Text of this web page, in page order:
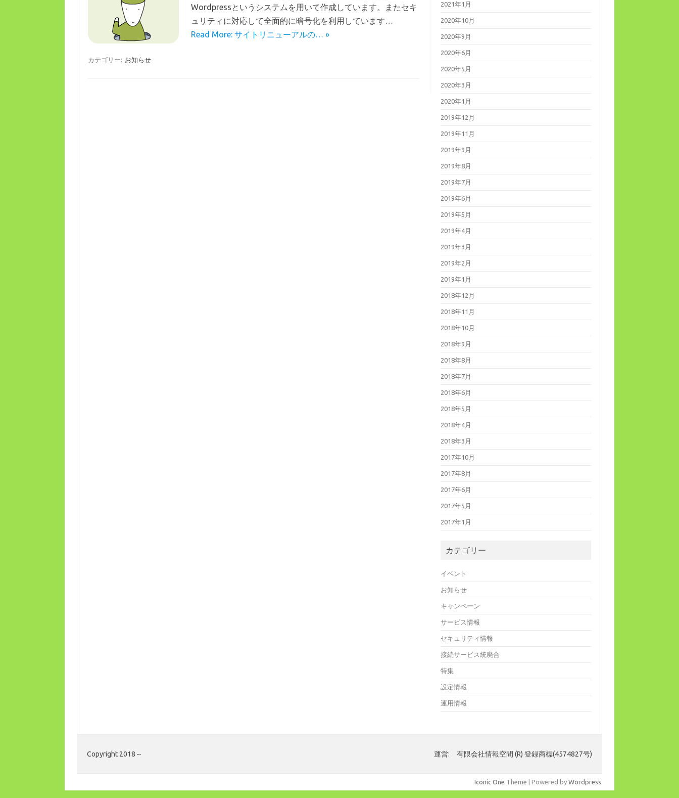
Wordpressというシステムを用いて作成しています。またセキ
ュリティに対応して全面的に暗号化を利用しています…
Read More: サイトリニューアルの… »
カテゴリー: お知らせ
2021年1月
2020年10月
2020年9月
2020年6月
2020年5月
2020年3月
2020年1月
2019年12月
2019年11月
2019年9月
2019年8月
2019年7月
2019年6月
2019年5月
2019年4月
2019年3月
2019年2月
2019年1月
2018年12月
2018年11月
2018年10月
2018年9月
2018年8月
2018年7月
2018年6月
2018年5月
2018年4月
2018年3月
2017年10月
2017年8月
2017年6月
2017年5月
2017年1月
カテゴリー
イベント
お知らせ
キャンペーン
サービス情報
セキュリティ情報
接続サービス統廃合
特集
設定情報
運用情報
Copyright 2018～ 運営: 有限会社情報空間 (R) 登録商標(4574827号)
Iconic One Theme | Powered by Wordpress